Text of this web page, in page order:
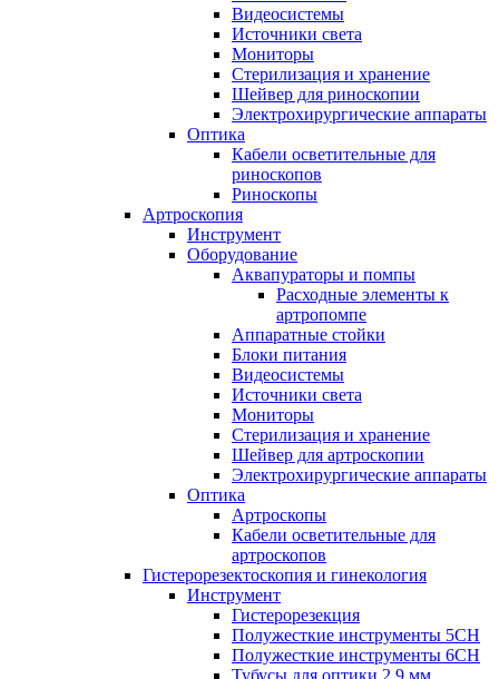
Видеосистемы
Источники света
Мониторы
Стерилизация и хранение
Шейвер для риноскопии
Электрохирургические аппараты
Оптика
Кабели осветительные для
риноскопов
Риноскопы
Артроскопия
Инструмент
Оборудование
Аквапураторы и помпы
Расходные элементы к
артропомпе
Аппаратные стойки
Блоки питания
Видеосистемы
Источники света
Мониторы
Стерилизация и хранение
Шейвер для артроскопии
Электрохирургические аппараты
Оптика
Артроскопы
Кабели осветительные для
артроскопов
Гистерорезектоскопия и гинекология
Инструмент
Гистерорезекция
Полужесткие инструменты 5CH
Полужесткие инструменты 6CH
Тубусы для оптики 2,9 мм